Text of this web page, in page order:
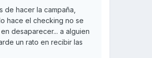
hacer la campaña,
hace el checking no se
desaparecer... a alguien
un rato en recibir las